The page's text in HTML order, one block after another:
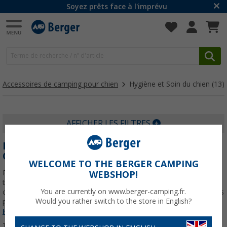
Soyez prêts face à l'imprévu
Accessoires de camping pour chien Hygiène et Soin du chien (13)
AFFICHER LES FILTRES
HYGIÈNE ET SOIN POUR CHIEN AU
CAMPING
Poils mouillés après la promenade, boue dans le camping-car ou
tiques après une randonnée en pleine nature : voyager avec un
chien comporte ses défis. Chez Berger Camping, vous trouverez les
produits d’hygiène et de soin dont vous avezEn savoir plus sur
Hygiène et Soin du chien
WELCOME TO THE BERGER CAMPING
WEBSHOP!
You are currently on www.berger-camping.fr.
Would you rather switch to the store in English?